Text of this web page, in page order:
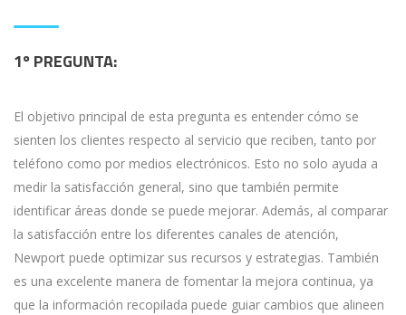
1º PREGUNTA:
El objetivo principal de esta pregunta es entender cómo se
sienten los clientes respecto al servicio que reciben, tanto por
teléfono como por medios electrónicos. Esto no solo ayuda a
medir la satisfacción general, sino que también permite
identificar áreas donde se puede mejorar. Además, al comparar
la satisfacción entre los diferentes canales de atención,
Newport puede optimizar sus recursos y estrategias. También
es una excelente manera de fomentar la mejora continua, ya
que la información recopilada puede guiar cambios que alineen